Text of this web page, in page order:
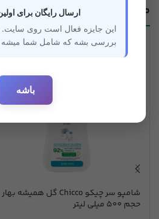
محصولات مرتبط
شامپو سر چیکو Chicco گل همیشه بهار
حجم 500 میلی لیتر
ارسال رایگان برای
این جایزه فعال است روی سایت.
بررسی بشه که شامل شما میشه
باشه